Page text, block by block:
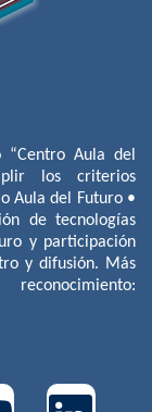
“Centro Aula del
los criterios
Aula del Futuro •
de tecnologías
y participación
y difusión. Más